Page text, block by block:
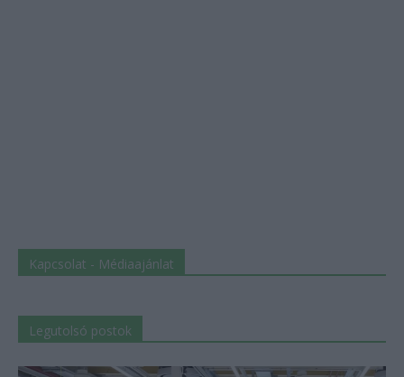
Kapcsolat - Médiaajánlat
Legutolsó postok